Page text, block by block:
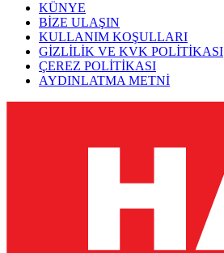
KÜNYE
BİZE ULAŞIN
KULLANIM KOŞULLARI
GİZLİLİK VE KVK POLİTİKASI
ÇEREZ POLİTİKASI
AYDINLATMA METNİ